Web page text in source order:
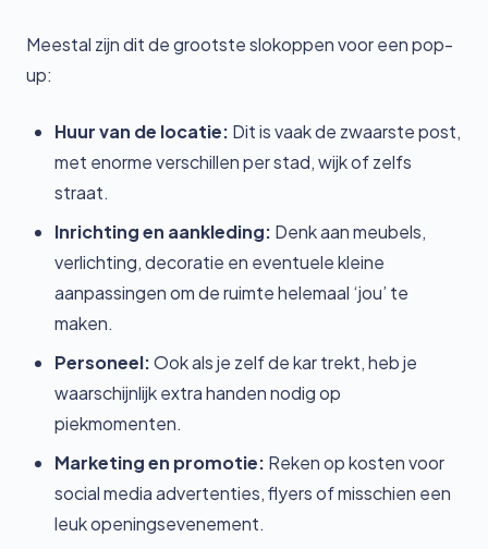
Meestal zijn dit de grootste slokoppen voor een pop-
up:
Huur van de locatie: Dit is vaak de zwaarste post,
met enorme verschillen per stad, wijk of zelfs
straat.
Inrichting en aankleding: Denk aan meubels,
verlichting, decoratie en eventuele kleine
aanpassingen om de ruimte helemaal ‘jou’ te
maken.
Personeel:Ook als je zelf de kar trekt, heb je
waarschijnlijk extra handen nodig op
piekmomenten.
Marketing en promotie: Reken op kosten voor
social media advertenties, flyers of misschien een
leuk openingsevenement.